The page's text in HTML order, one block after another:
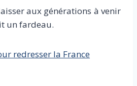
aux générations à venir
un fardeau.
redresser la France